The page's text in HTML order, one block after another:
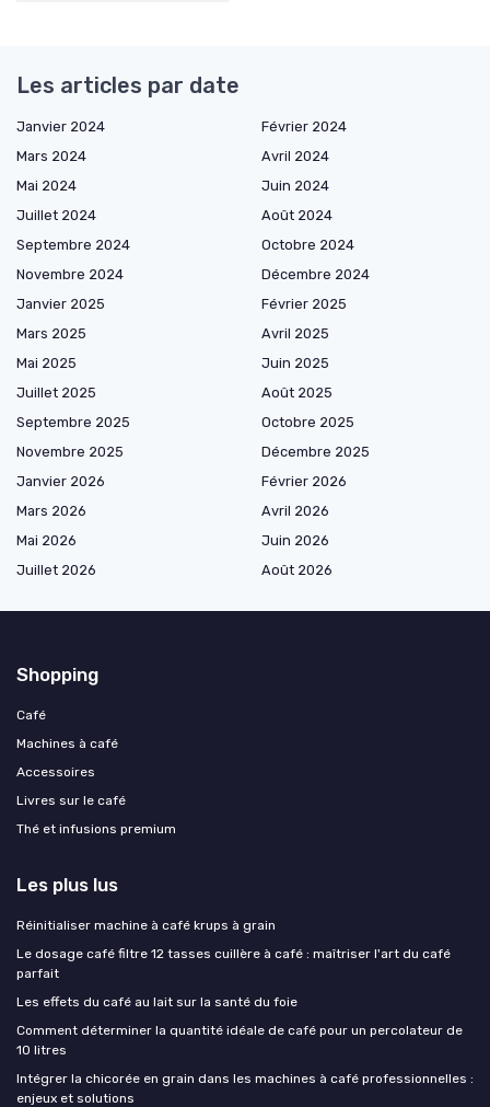
Les articles par date
Janvier 2024
Février 2024
Mars 2024
Avril 2024
Mai 2024
Juin 2024
Juillet 2024
Août 2024
Septembre 2024
Octobre 2024
Novembre 2024
Décembre 2024
Janvier 2025
Février 2025
Mars 2025
Avril 2025
Mai 2025
Juin 2025
Juillet 2025
Août 2025
Septembre 2025
Octobre 2025
Novembre 2025
Décembre 2025
Janvier 2026
Février 2026
Mars 2026
Avril 2026
Mai 2026
Juin 2026
Juillet 2026
Août 2026
Shopping
Café
Machines à café
Accessoires
Livres sur le café
Thé et infusions premium
Les plus lus
Réinitialiser machine à café krups à grain
Le dosage café filtre 12 tasses cuillère à café : maîtriser l'art du café
parfait
Les effets du café au lait sur la santé du foie
Comment déterminer la quantité idéale de café pour un percolateur de
10 litres
Intégrer la chicorée en grain dans les machines à café professionnelles :
enjeux et solutions